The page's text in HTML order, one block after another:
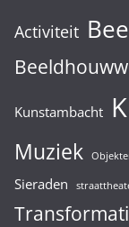
Activiteit
Kunstambacht
Muziek
Sieraden